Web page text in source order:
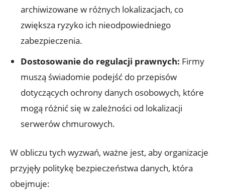
archiwizowane w różnych lokalizacjach, co
zwiększa ryzyko ich nieodpowiedniego
zabezpieczenia.
Dostosowanie‌ do regulacji prawnych: Firmy
muszą świadomie podejść do przepisów
dotyczących ochrony danych osobowych, ‌które
mogą⁢ różnić się w zależności od lokalizacji
serwerów chmurowych.
W ⁣obliczu tych ⁣wyzwań, ​ważne jest, aby organizacje
przyjęły politykę bezpieczeństwa danych, która
obejmuje: